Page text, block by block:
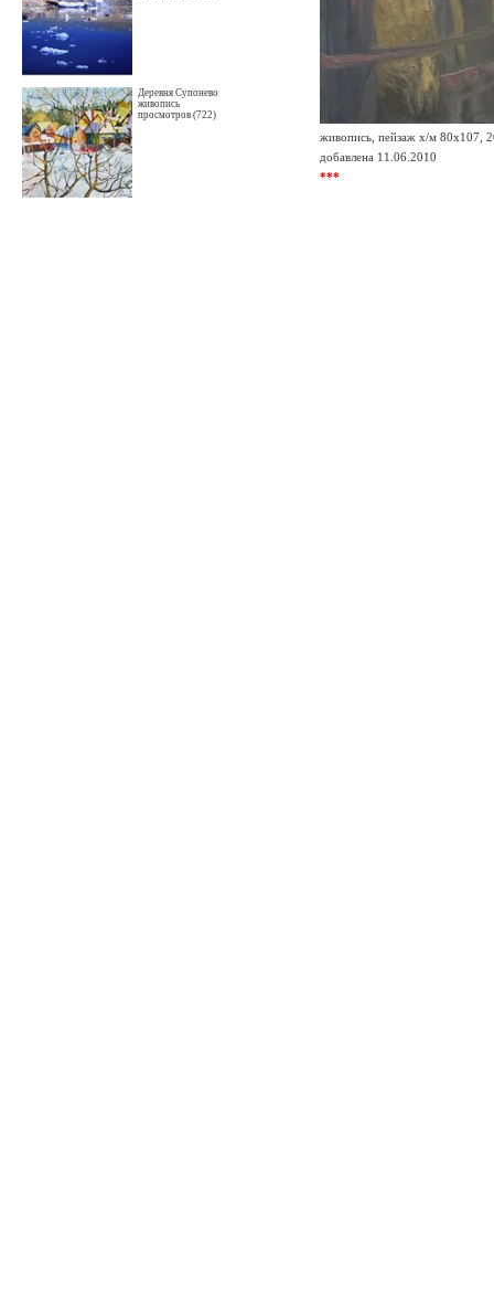
Деревня Супонево
живопись
просмотров (722)
живопись, пейзаж х/м 80х107,
добавлена 11.06.2010
***